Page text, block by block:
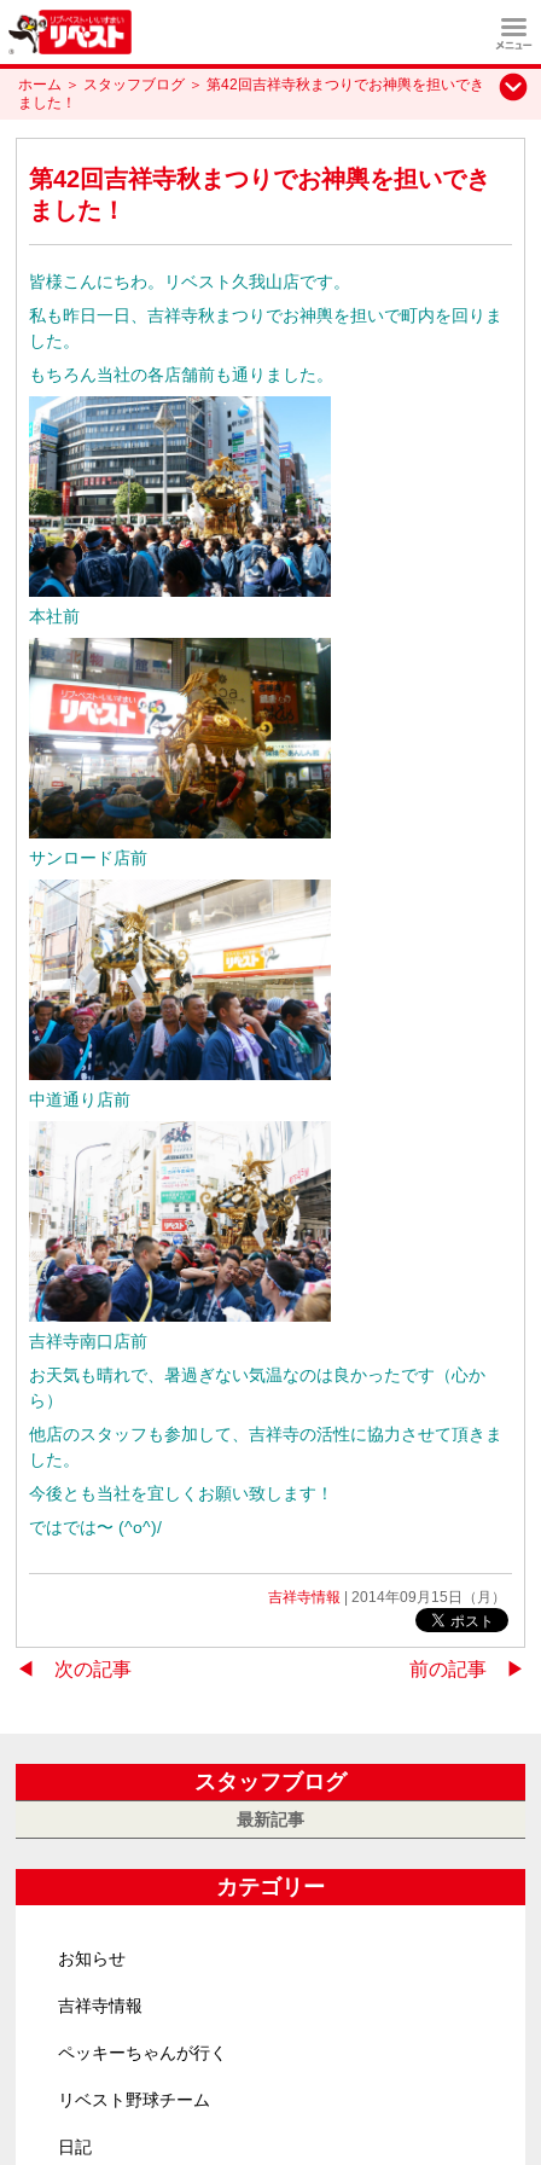
ホーム ＞ スタッフブログ ＞ 第42回吉祥寺秋まつりでお神輿を担いでき
ました！
第42回吉祥寺秋まつりでお神輿を担いでき
ました！
皆様こんにちわ。リベスト久我山店です。
私も昨日一日、吉祥寺秋まつりでお神輿を担いで町内を回りま
した。
もちろん当社の各店舗前も通りました。
本社前
サンロード店前
中道通り店前
吉祥寺南口店前
お天気も晴れで、暑過ぎない気温なのは良かったです（心か
ら）
他店のスタッフも参加して、吉祥寺の活性に協力させて頂きま
した。
今後とも当社を宜しくお願い致します！
ではでは〜 (^o^)/
吉祥寺情報 | 2014年09月15日（月）
◀︎ 次の記事 前の記事 ▶︎
スタッフブログ
最新記事
カテゴリー
お知らせ
吉祥寺情報
ペッキーちゃんが行く
リベスト野球チーム
日記